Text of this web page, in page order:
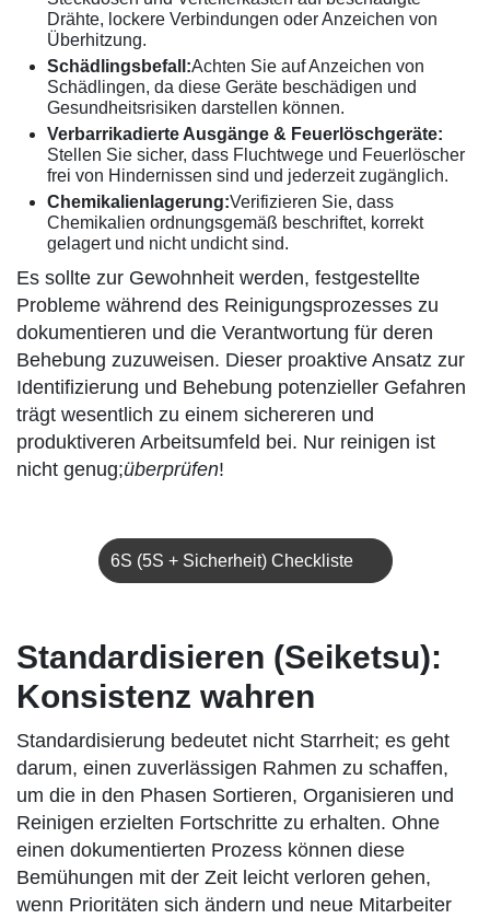
Drähte, lockere Verbindungen oder Anzeichen von
Überhitzung.
Schädlingsbefall:Achten Sie auf Anzeichen von
Schädlingen, da diese Geräte beschädigen und
Gesundheitsrisiken darstellen können.
Verbarrikadierte Ausgänge & Feuerlöschgeräte:
Stellen Sie sicher, dass Fluchtwege und Feuerlöscher
frei von Hindernissen sind und jederzeit zugänglich.
Chemikalienlagerung:Verifizieren Sie, dass
Chemikalien ordnungsgemäß beschriftet, korrekt
gelagert und nicht undicht sind.
Es sollte zur Gewohnheit werden, festgestellte
Probleme während des Reinigungsprozesses zu
dokumentieren und die Verantwortung für deren
Behebung zuzuweisen. Dieser proaktive Ansatz zur
Identifizierung und Behebung potenzieller Gefahren
trägt wesentlich zu einem sichereren und
produktiveren Arbeitsumfeld bei. Nur reinigen ist
nicht genug;überprüfen!
6S (5S + Sicherheit) Checkliste
Standardisieren (Seiketsu):
Konsistenz wahren
Standardisierung bedeutet nicht Starrheit; es geht
darum, einen zuverlässigen Rahmen zu schaffen,
um die in den Phasen Sortieren, Organisieren und
Reinigen erzielten Fortschritte zu erhalten. Ohne
einen dokumentierten Prozess können diese
Bemühungen mit der Zeit leicht verloren gehen,
wenn Prioritäten sich ändern und neue Mitarbeiter